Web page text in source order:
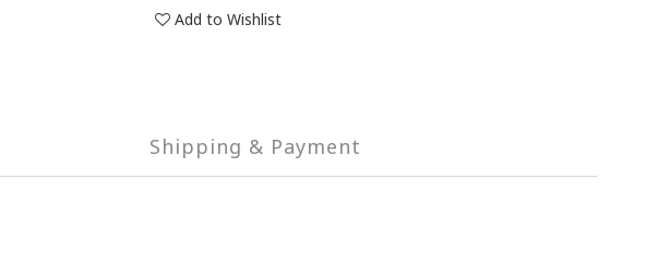
Add to Wishlist
Shipping & Payment